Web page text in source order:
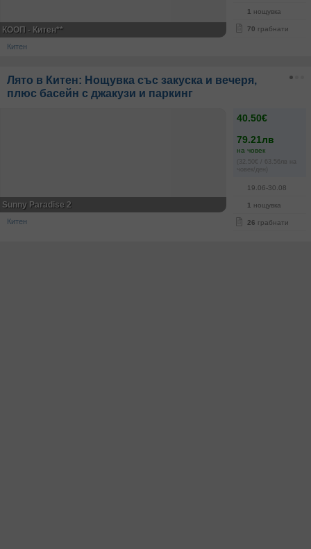
1 нощувка
70 грабнати
КООП - Китен**
Китен
Лято в Китен: Нощувка със закуска и вечеря,
плюс басейн с джакузи и паркинг
40.50€
79.21лв
на човек
(32.50€ / 63.56лв на
човек/ден)
19.06-30.08
1 нощувка
26 грабнати
Sunny Paradise 2
Китен